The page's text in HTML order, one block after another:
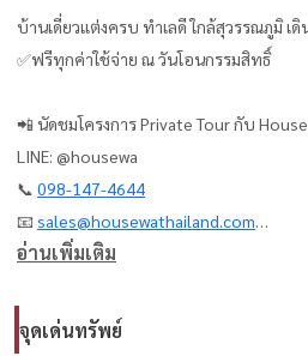
บ้านเดี่ยวแต่งครบ ทำเลดี ใกล้สุวรรณภูมิ เดิ
✅ฟรีทุกค่าใช้จ่าย ณ วันโอนกรรมสิทธิ์
📲 นัดชมโครงการ Private Tour กับ
LINE: @housewa
📞 098-147-4644
📧 sales@housewathailand.com
🌐 www.housewathailand.com
อ่านเพิ่มเติม
จุดเด่นทรัพย์